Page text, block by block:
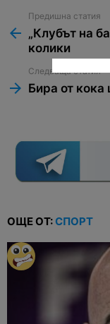
more
Предишна статия
„Клубът на
колики
Следваща статия
Бира от кока
ОЩЕ ОТ:СПОРТ